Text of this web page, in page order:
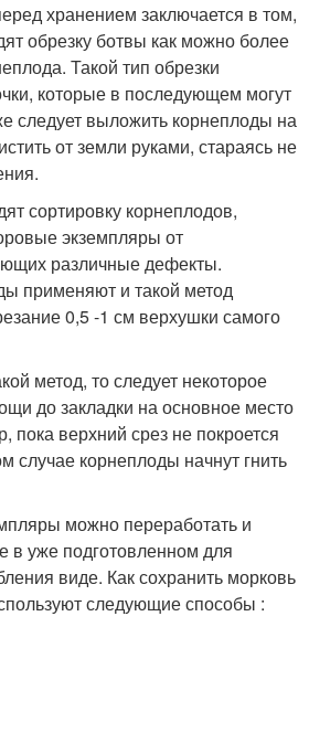
хранением заключается в том,
обрезку ботвы как можно более
Такой тип обрезки
которые в последующем могут
следует выложить корнеплоды на
от земли руками, стараясь не
сортировку корнеплодов,
экземпляры от
различные дефекты.
применяют и такой метод
0,5 -1 см верхушки самого
метод, то следует некоторое
до закладки на основное место
пока верхний срез не покроется
случае корнеплоды начнут гнить
можно переработать и
в уже подготовленном для
виде. Как сохранить морковь
следующие способы :